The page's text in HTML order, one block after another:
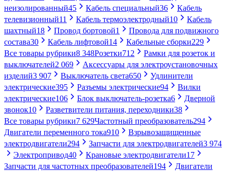
неизолированный45 Кабель специальный36
Кабель
телевизионный11 Кабель термоэлектродный10
Кабель
шахтный18 Провод бортовой1
Провода для подвижного
состава30 Кабель лифтовой14 Кабельные сборки229
Все товары рубрики8 348Розетки712
Рамки для розеток и
выключателей2 069
Аксессуары для электроустановочных
изделий3 907 Выключатель света650
Удлинители
электрические395 Разъемы электрические94
Вилки
электрические106 Блок выключатель-розетка6
Дверной
звонок10 Разветвители питания, переходники38
Все товары рубрики7 629Частотный преобразователь294
Двигатели переменного тока910
Взрывозащищенные
электродвигатели294 Запчасти для электродвигателей3 974
Электропривод40 Крановые электродвигатели17
Запчасти для частотных преобразователей194
Двигатели